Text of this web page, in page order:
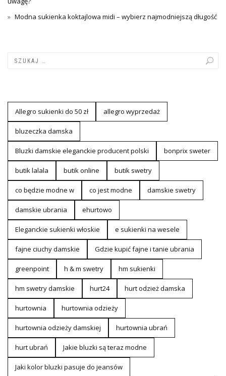
Modna sukienka koktajlowa midi – wybierz najmodniejszą długość
Allegro sukienki do 50 zł allegro wyprzedaż
bluzeczka damska
Bluzki damskie eleganckie producent polski bonprix sweter
butik lalala butik online butik swetry
co będzie modne w co jest modne damskie swetry
damskie ubrania ehurtowo
Eleganckie sukienki włoskie e sukienki na wesele
fajne ciuchy damskie Gdzie kupić fajne i tanie ubrania
greenpoint h & m swetry hm sukienki
hm swetry damskie hurt24 hurt odzież damska
hurtownia hurtownia odzieży
hurtownia odzieży damskiej hurtownia ubrań
hurt ubrań Jakie bluzki są teraz modne
Jaki kolor bluzki pasuje do jeansów